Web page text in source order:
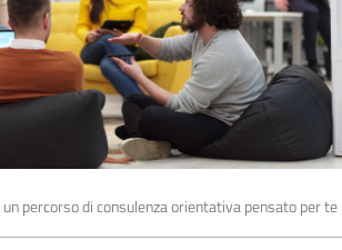
percorso di consulenza orientativa pensato per te